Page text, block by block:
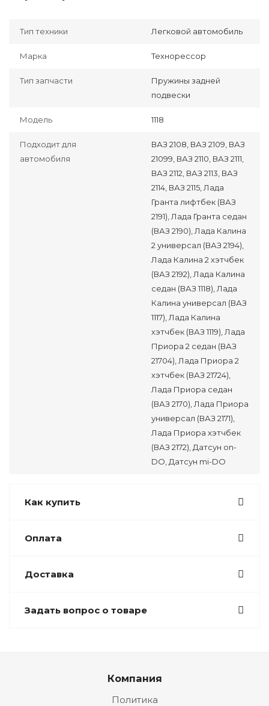
Тип техники Легковой автомобиль
Марка Технорессор
Тип запчасти
Пружины задней
подвески
Модель 1118
Подходит для
автомобиля
ВАЗ 2108, ВАЗ 2109, ВАЗ
21099, ВАЗ 2110, ВАЗ 2111,
ВАЗ 2112, ВАЗ 2113, ВАЗ
2114, ВАЗ 2115, Лада
Гранта лифтбек (ВАЗ
2191), Лада Гранта седан
(ВАЗ 2190), Лада Калина
2 универсал (ВАЗ 2194),
Лада Калина 2 хэтчбек
(ВАЗ 2192), Лада Калина
седан (ВАЗ 1118), Лада
Калина универсал (ВАЗ
1117), Лада Калина
хэтчбек (ВАЗ 1119), Лада
Приора 2 седан (ВАЗ
21704), Лада Приора 2
хэтчбек (ВАЗ 21724),
Лада Приора седан
(ВАЗ 2170), Лада Приора
универсал (ВАЗ 2171),
Лада Приора хэтчбек
(ВАЗ 2172), Датсун on-
DO, Датсун mi-DO
Как купить
Оплата
Доставка
Задать вопрос о товаре
Компания
Политика